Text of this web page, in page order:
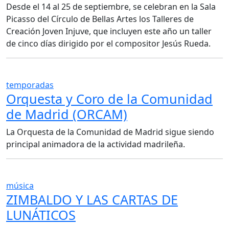
Desde el 14 al 25 de septiembre, se celebran en la Sala
Picasso del Círculo de Bellas Artes los Talleres de
Creación Joven Injuve, que incluyen este año un taller
de cinco días dirigido por el compositor Jesús Rueda.
temporadas
Orquesta y Coro de la Comunidad
de Madrid (ORCAM)
La Orquesta de la Comunidad de Madrid sigue siendo
principal animadora de la actividad madrileña.
música
ZIMBALDO Y LAS CARTAS DE
LUNÁTICOS